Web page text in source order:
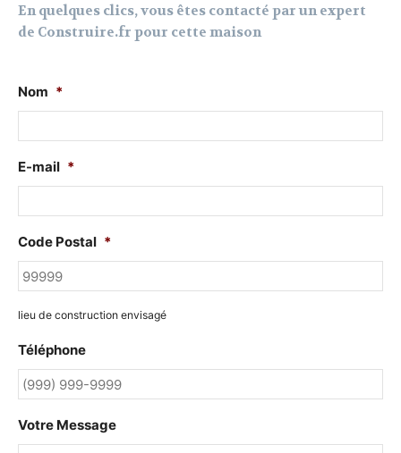
En quelques clics, vous êtes contacté par un expert
de Construire.fr pour cette maison
Nom *
E-mail *
Code Postal *
lieu de construction envisagé
Téléphone
Votre Message